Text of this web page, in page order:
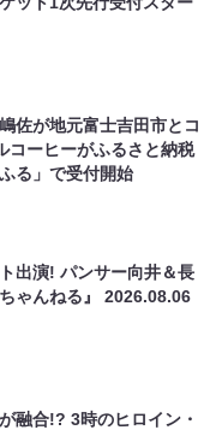
佐が地元富士吉田市とコ
コーヒーがふるさと納税
る」で受付開始
出演! パンサー向井＆長
ゃんねる』2026.08.06
融合!? 3時のヒロイン・